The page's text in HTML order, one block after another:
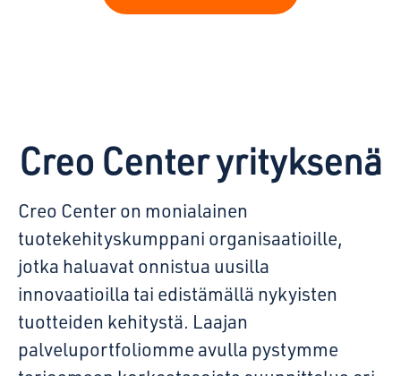
Creo Center yrityksenä
Creo Center on monialainen
tuotekehityskumppani organisaatioille,
jotka haluavat onnistua uusilla
innovaatioilla tai edistämällä nykyisten
tuotteiden kehitystä. Laajan
palveluportfoliomme avulla pystymme